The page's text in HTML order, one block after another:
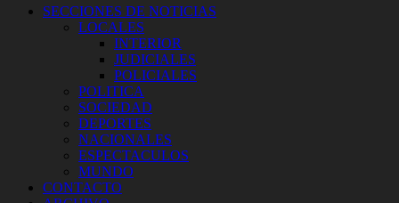
SECCIONES DE NOTICIAS
LOCALES
INTERIOR
JUDICIALES
POLICIALES
POLITICA
SOCIEDAD
DEPORTES
NACIONALES
ESPECTACULOS
MUNDO
CONTACTO